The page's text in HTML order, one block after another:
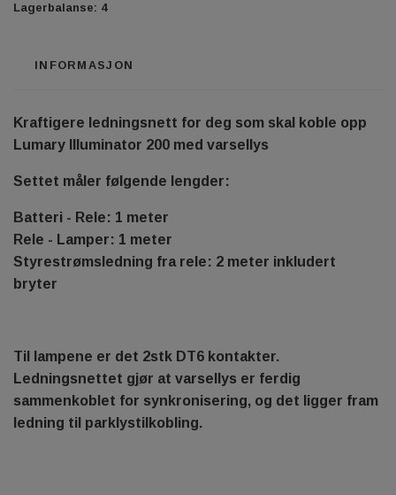
Lagerbalanse: 4
INFORMASJON
Kraftigere ledningsnett for deg som skal koble opp
Lumary Illuminator 200 med varsellys
Settet måler følgende lengder:
Batteri - Rele: 1 meter
Rele - Lamper: 1 meter
Styrestrømsledning fra rele: 2 meter inkludert
bryter
Til lampene er det 2stk DT6 kontakter.
Ledningsnettet gjør at varsellys er ferdig
sammenkoblet for synkronisering, og det ligger fram
ledning til parklystilkobling.